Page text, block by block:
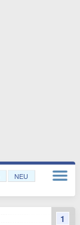
NEU
1